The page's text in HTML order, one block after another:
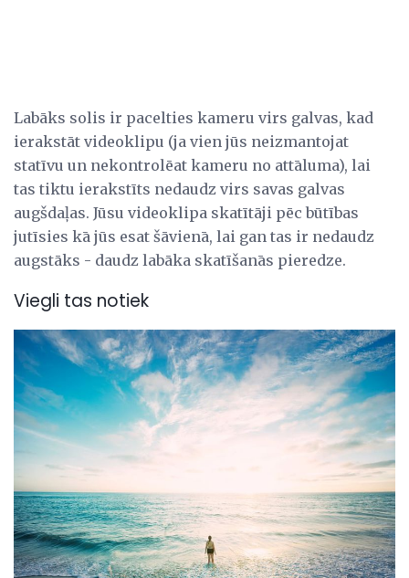
Labāks solis ir pacelties kameru virs galvas, kad
ierakstāt videoklipu (ja vien jūs neizmantojat
statīvu un nekontrolēat kameru no attāluma), lai
tas tiktu ierakstīts nedaudz virs savas galvas
augšdaļas. Jūsu videoklipa skatītāji pēc būtības
jutīsies kā jūs esat šāvienā, lai gan tas ir nedaudz
augstāks - daudz labāka skatīšanās pieredze.
Viegli tas notiek